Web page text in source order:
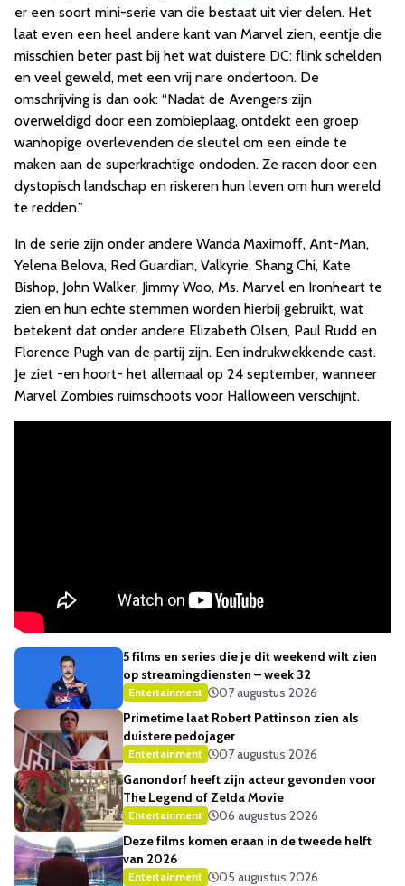
er een soort mini-serie van die bestaat uit vier delen. Het
laat even een heel andere kant van Marvel zien, eentje die
misschien beter past bij het wat duistere DC: flink schelden
en veel geweld, met een vrij nare ondertoon. De
omschrijving is dan ook: “Nadat de Avengers zijn
overweldigd door een zombieplaag, ontdekt een groep
wanhopige overlevenden de sleutel om een einde te
maken aan de superkrachtige ondoden. Ze racen door een
dystopisch landschap en riskeren hun leven om hun wereld
te redden.”
In de serie zijn onder andere Wanda Maximoff, Ant-Man,
Yelena Belova, Red Guardian, Valkyrie, Shang Chi, Kate
Bishop, John Walker, Jimmy Woo, Ms. Marvel en Ironheart te
zien en hun echte stemmen worden hierbij gebruikt, wat
betekent dat onder andere Elizabeth Olsen, Paul Rudd en
Florence Pugh van de partij zijn. Een indrukwekkende cast.
Je ziet -en hoort- het allemaal op 24 september, wanneer
Marvel Zombies ruimschoots voor Halloween verschijnt.
5 films en series die je dit weekend wilt zien
op streamingdiensten – week 32
Entertainment
07 augustus 2026
Primetime laat Robert Pattinson zien als
duistere pedojager
Entertainment
07 augustus 2026
Ganondorf heeft zijn acteur gevonden voor
The Legend of Zelda Movie
Entertainment
06 augustus 2026
Deze films komen eraan in de tweede helft
van 2026
Entertainment 05 augustus 2026